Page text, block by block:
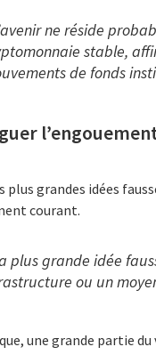
ne réside
stable,
de fonds
plus grandes idées
courant.
plus grande idée
ou un
une grande partie